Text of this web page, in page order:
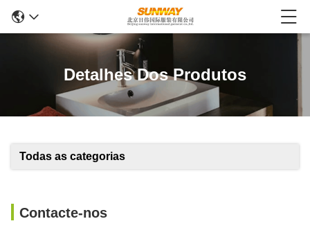
Detalhes Dos Produtos
Todas as categorias
Contacte-nos